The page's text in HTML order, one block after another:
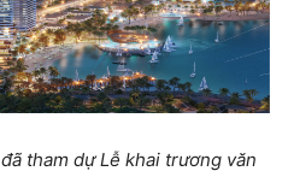
đã tham dự Lễ khai trương văn